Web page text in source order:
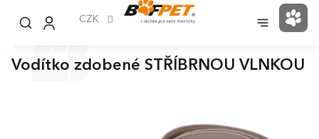
CZK
Vodítko zdobené STŘÍBRNOU VLNKOU